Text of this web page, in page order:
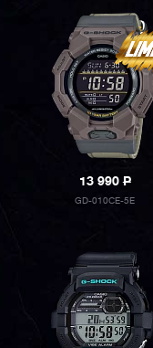
13 990P
GD-010CE-5E